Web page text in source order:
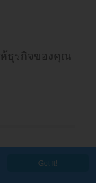
Got it!
ห้ธุรกิจของคุณ